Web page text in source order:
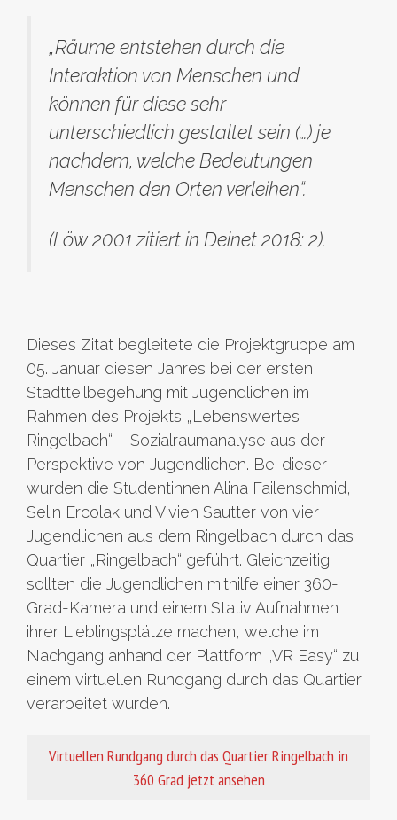
„Räume entstehen durch die
Interaktion von Menschen und
können für diese sehr
unterschiedlich gestaltet sein (…) je
nachdem, welche Bedeutungen
Menschen den Orten verleihen“.
(Löw 2001 zitiert in Deinet 2018: 2).
Dieses Zitat begleitete die Projektgruppe am
05. Januar diesen Jahres bei der ersten
Stadtteilbegehung mit Jugendlichen im
Rahmen des Projekts „Lebenswertes
Ringelbach“ – Sozialraumanalyse aus der
Perspektive von Jugendlichen. Bei dieser
wurden die Studentinnen Alina Failenschmid,
Selin Ercolak und Vivien Sautter von vier
Jugendlichen aus dem Ringelbach durch das
Quartier „Ringelbach“ geführt. Gleichzeitig
sollten die Jugendlichen mithilfe einer 360-
Grad-Kamera und einem Stativ Aufnahmen
ihrer Lieblingsplätze machen, welche im
Nachgang anhand der Plattform „VR Easy“ zu
einem virtuellen Rundgang durch das Quartier
verarbeitet wurden.
Virtuellen Rundgang durch das Quartier Ringelbach in
360 Grad jetzt ansehen